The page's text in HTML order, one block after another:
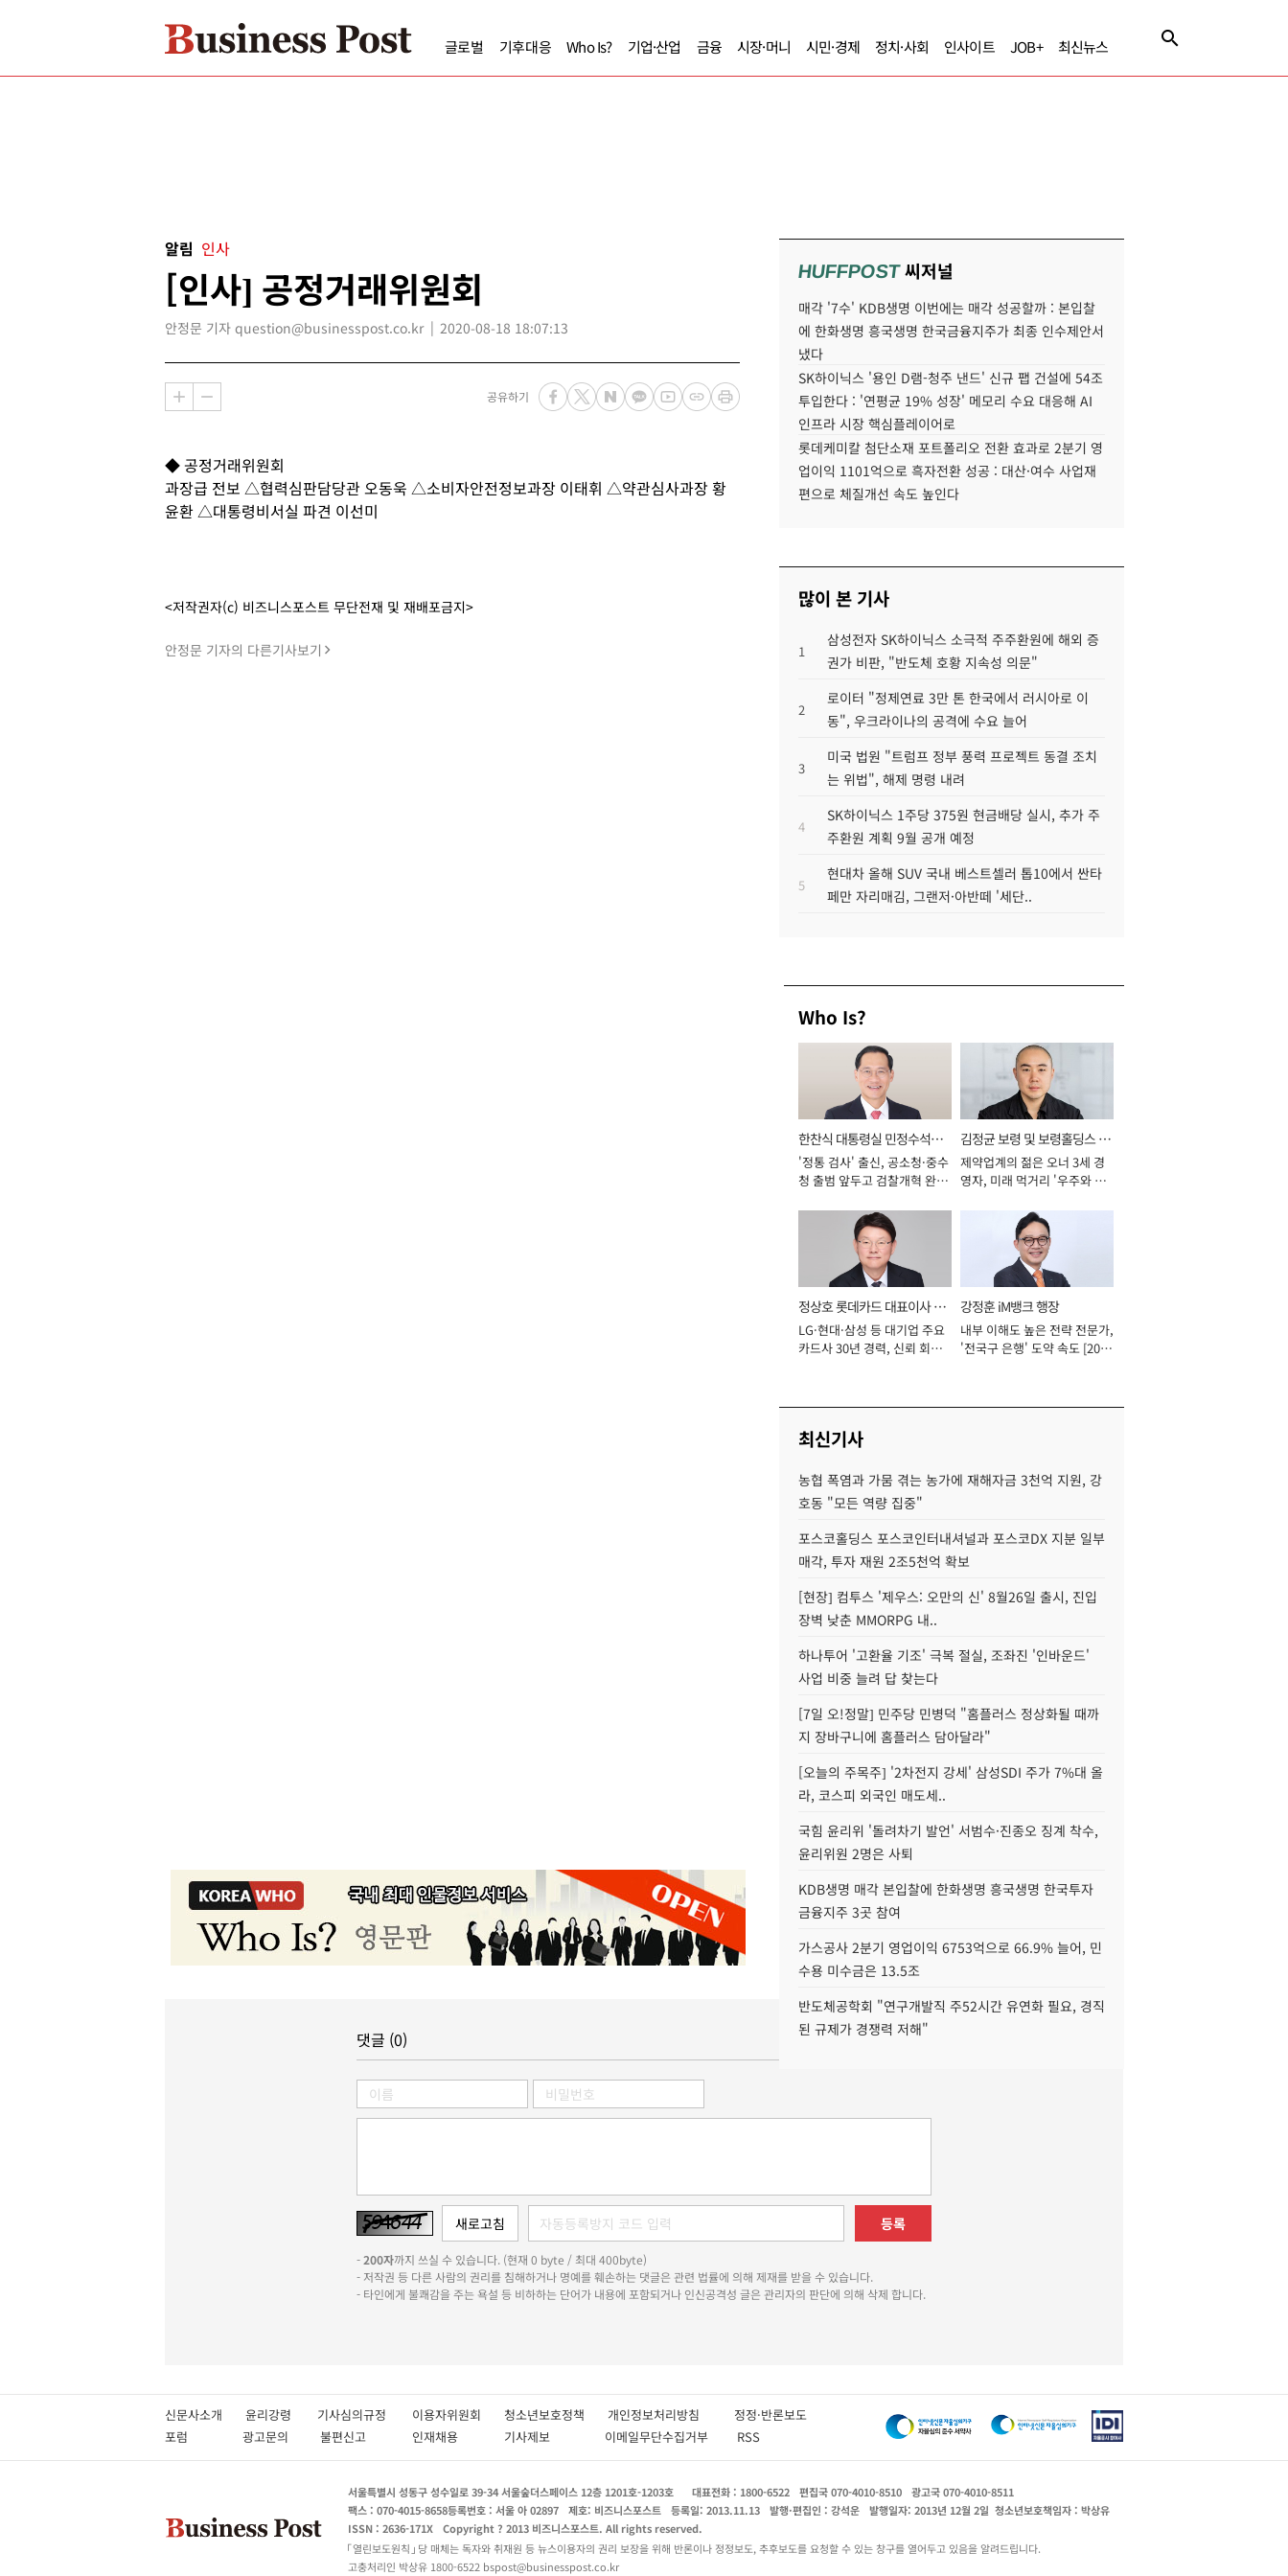
글로벌 기후대응 Who Is? 기업·산업 금융 시장·머니 시민·경제 정치·사회 인사이트 JOB+ 최신뉴스
알림 인사
[인사] 공정거래위원회
안정문 기자 question@businesspost.co.kr 2020-08-18 18:07:13
공유하기
◆ 공정거래위원회
과장급 전보 △협력심판담당관 오동욱 △소비자안전정보과장 이태휘 △약관심사과장 황
윤환 △대통령비서실 파견 이선미
<저작권자(c) 비즈니스포스트 무단전재 및 재배포금지>
안정문 기자의 다른기사보기
HUFFPOST씨저널
매각 '7수' KDB생명 이번에는 매각 성공할까 : 본입찰
에 한화생명 흥국생명 한국금융지주가 최종 인수제안서
냈다
SK하이닉스 '용인 D램-청주 낸드' 신규 팹 건설에 54조
투입한다 : '연평균 19% 성장' 메모리 수요 대응해 AI
인프라 시장 핵심플레이어로
롯데케미칼 첨단소재 포트폴리오 전환 효과로 2분기 영
업이익 1101억으로 흑자전환 성공 : 대산·여수 사업재
편으로 체질개선 속도 높인다
많이 본 기사
1
삼성전자 SK하이닉스 소극적 주주환원에 해외 증
권가 비판, "반도체 호황 지속성 의문"
2
로이터 "정제연료 3만 톤 한국에서 러시아로 이
동", 우크라이나의 공격에 수요 늘어
3
미국 법원 "트럼프 정부 풍력 프로젝트 동결 조치
는 위법", 해제 명령 내려
4
SK하이닉스 1주당 375원 현금배당 실시, 추가 주
주환원 계획 9월 공개 예정
5
현대차 올해 SUV 국내 베스트셀러 톱10에서 싼타
페만 자리매김, 그랜저·아반떼 '세단..
Who Is?
한찬식 대통령실 민정수석비
서관
'정통 검사' 출신, 공소청·중수
청 출범 앞두고 검찰개혁 완수
김정균 보령 및 보령홀딩스 대
표이사 사장
제약업계의 젊은 오너 3세 경
영자, 미래 먹거리 '우주와 헬
정상호 롯데카드 대표이사 사
장
LG·현대·삼성 등 대기업 주요
카드사 30년 경력, 신뢰 회복
강정훈 iM뱅크 행장
내부 이해도 높은 전략 전문가,
'전국구 은행' 도약 속도 [2026
최신기사
농협 폭염과 가뭄 겪는 농가에 재해자금 3천억 지원, 강
호동 "모든 역량 집중"
포스코홀딩스 포스코인터내셔널과 포스코DX 지분 일부
매각, 투자 재원 2조5천억 확보
[현장] 컴투스 '제우스: 오만의 신' 8월26일 출시, 진입
장벽 낮춘 MMORPG 내..
하나투어 '고환율 기조' 극복 절실, 조좌진 '인바운드'
사업 비중 늘려 답 찾는다
[7일 오!정말] 민주당 민병덕 "홈플러스 정상화될 때까
지 장바구니에 홈플러스 담아달라"
[오늘의 주목주] '2차전지 강세' 삼성SDI 주가 7%대 올
라, 코스피 외국인 매도세..
국힘 윤리위 '돌려차기 발언' 서범수·진종오 징계 착수,
윤리위원 2명은 사퇴
KDB생명 매각 본입찰에 한화생명 흥국생명 한국투자
금융지주 3곳 참여
가스공사 2분기 영업이익 6753억으로 66.9% 늘어, 민
수용 미수금은 13.5조
반도체공학회 "연구개발직 주52시간 유연화 필요, 경직
된 규제가 경쟁력 저해"
댓글 (0)
등록
-200자까지 쓰실 수 있습니다. (현재 0 byte / 최대 400byte)
- 저작권 등 다른 사람의 권리를 침해하거나 명예를 훼손하는 댓글은 관련 법률에 의해 제재를 받을 수 있습니다.
- 타인에게 불쾌감을 주는 욕설 등 비하하는 단어가 내용에 포함되거나 인신공격성 글은 관리자의 판단에 의해 삭제 합니다.
신문사소개 윤리강령 기사심의규정 이용자위원회 청소년보호정책 개인정보처리방침 정정·반론보도
포럼
광고문의 불편신고 인재채용 기사제보 이메일무단수집거부 RSS
서울특별시 성동구 성수일로 39-34 서울숲더스페이스 12층 1201호-1203호 대표전화 : 1800-6522 편집국 070-4010-8510
광고국 070-4010-8511
팩스 : 070-4015-8658등록번호 : 서울 아 02897 제호: 비즈니스포스트 등록일: 2013.11.13 발행·편집인 : 강석운 발행일자: 2013년 12월 2일 청소년보호책임자 : 박상유
ISSN : 2636-171X
Copyright ? 2013 비즈니스포스트. All rights reserved.
열린보도원칙
당 매체는 독자와 취재원 등 뉴스이용자의 권리 보장을 위해 반론이나 정정보도, 추후보도를 요청할 수 있는 창구를 열어두고 있음을 알려드립니다.
고충처리인 박상유 1800-6522 bspost@businesspost.co.kr